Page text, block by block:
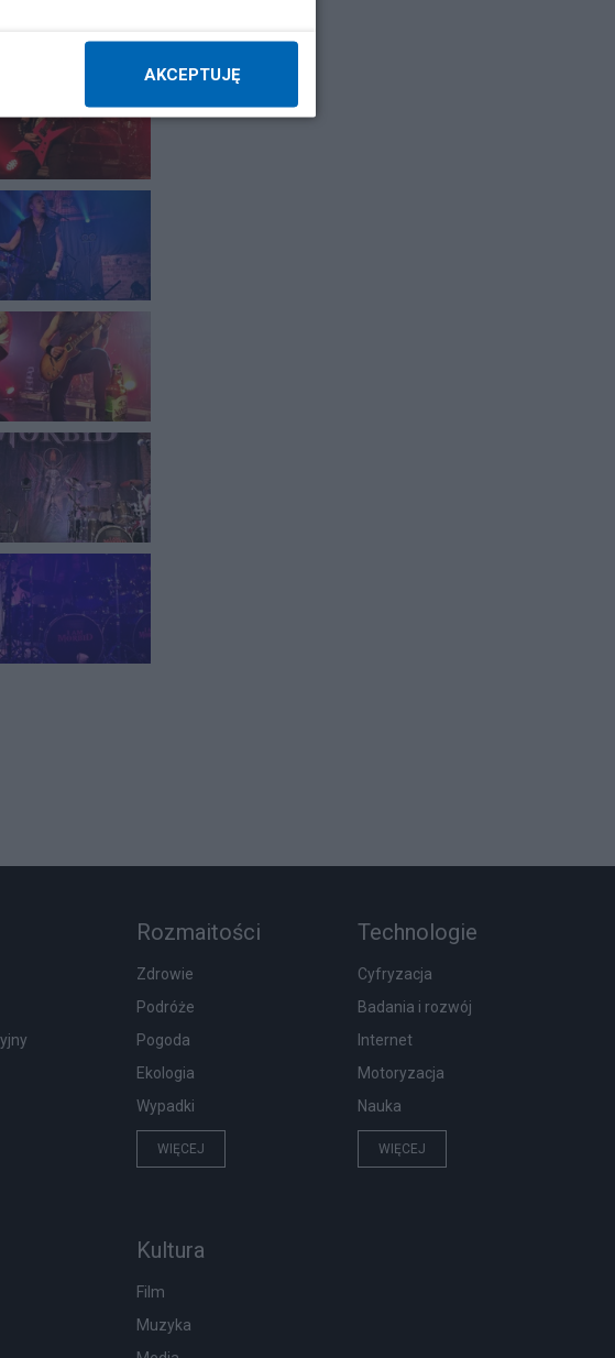
Rozmaitości
Zdrowie
Podróże
Pogoda
Ekologia
Wypadki
WIĘCEJ
Technologie
Cyfryzacja
Badania i rozwój
Internet
Motoryzacja
Nauka
WIĘCEJ
Kultura
Film
Muzyka
AKCEPTUJĘ